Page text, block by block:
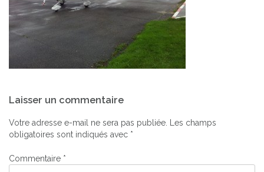
de
l’article
Laisser un commentaire
Votre adresse e-mail ne sera pas publiée. Les champs
obligatoires sont indiqués avec *
Commentaire *